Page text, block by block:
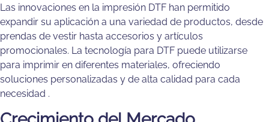
Las innovaciones en la impresión DTF han permitido
expandir su aplicación a una variedad de productos, desde
prendas de vestir hasta accesorios y artículos
promocionales. La tecnología para DTF puede utilizarse
para imprimir en diferentes materiales, ofreciendo
soluciones personalizadas y de alta calidad para cada
necesidad​ .